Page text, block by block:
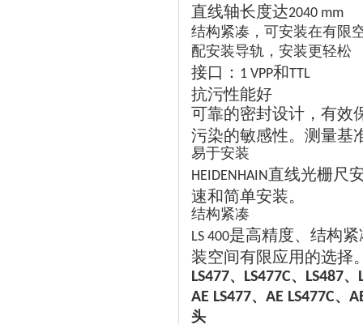
直线轴长度达2040 mm
结构紧凑，可安装在有限
配安装导轨，安装更轻松
接口： 1 VPP和TTL
抗污性能好
可靠的密封设计，有效
污染的敏感性。测量基
易于安装
HEIDENHAIN直线光栅尺
速和简单安装。
结构紧凑
LS 400是高精度、结构
装空间有限应用的选择
LS477、 LS477C、 LS487、
AE LS477、 AE LS477C、
头